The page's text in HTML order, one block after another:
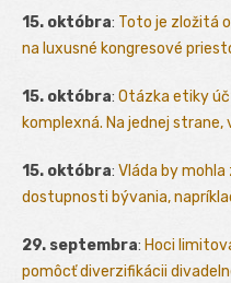
15. októbra: Toto je zložitá
na luxusné kongresové
15. októbra: Otázka etiky
komplexná. Na jednej
15. októbra: Vláda by
dostupnosti bývania,
29. septembra: Hoci
pomôcť diverzifikácii